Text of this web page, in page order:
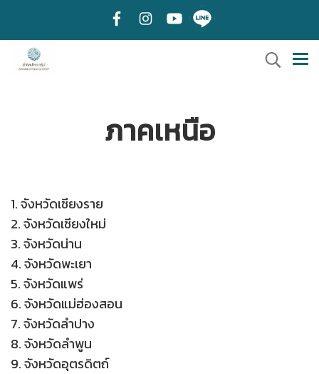
ภาคเหนือ
1. จังหวัดเชียงราย
2. จังหวัดเชียงใหม่
3. จังหวัดน่าน
4. จังหวัดพะเยา
5. จังหวัดแพร่
6. จังหวัดแม่ฮ่องสอน
7. จังหวัดลำปาง
8. จังหวัดลำพูน
9. จังหวัดอุตรดิตถ์